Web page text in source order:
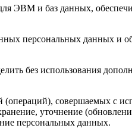
ЭВМ и баз данных,
персональных данных и
без использования
совершаемых с
уточнение
персональных данных.